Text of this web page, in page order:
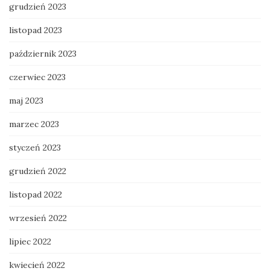
grudzień 2023
listopad 2023
październik 2023
czerwiec 2023
maj 2023
marzec 2023
styczeń 2023
grudzień 2022
listopad 2022
wrzesień 2022
lipiec 2022
kwiecień 2022